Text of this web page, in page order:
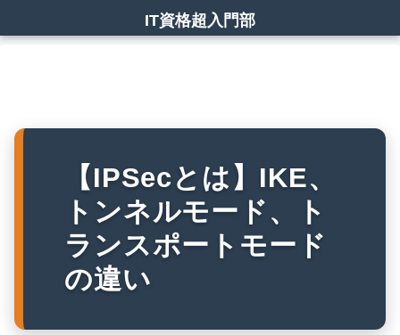
IT資格超入門部
【IPSecとは】IKE、
トンネルモード、ト
ランスポートモード
の違い